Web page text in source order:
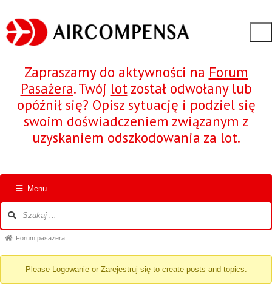
Zapraszamy do aktywności na Forum
Pasażera. Twój lotzostał odwołany lub
opóźnił się? Opisz sytuację i podziel się
swoim doświadczeniem związanym z
uzyskaniem odszkodowania za lot.
Menu
forum
Ścieżka
jesteś
Forum pasażera
Please Logowanieor Zarejestruj sięto create posts and topics.